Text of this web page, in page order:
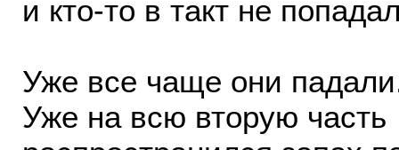
и кто-то в такт не
Уже все чаще они
Уже на всю вторую часть